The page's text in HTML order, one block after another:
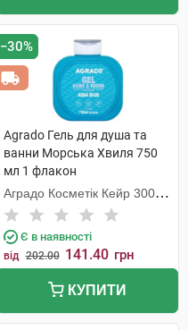
−30%
Agrado Гель для душа та
ванни Морська Хвиля 750
мл 1 флакон
Аградо Косметік Кейр 3000
С.Л.У.
Є в наявності
від 202.00 141.40 грн
КУПИТИ